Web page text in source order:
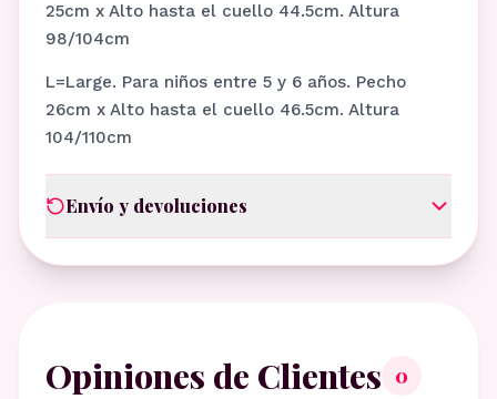
25cm x Alto hasta el cuello 44.5cm. Altura
98/104cm
L=Large. Para niños entre 5 y 6 años. Pecho
26cm x Alto hasta el cuello 46.5cm. Altura
104/110cm
Envío y devoluciones
Opiniones de Clientes 0